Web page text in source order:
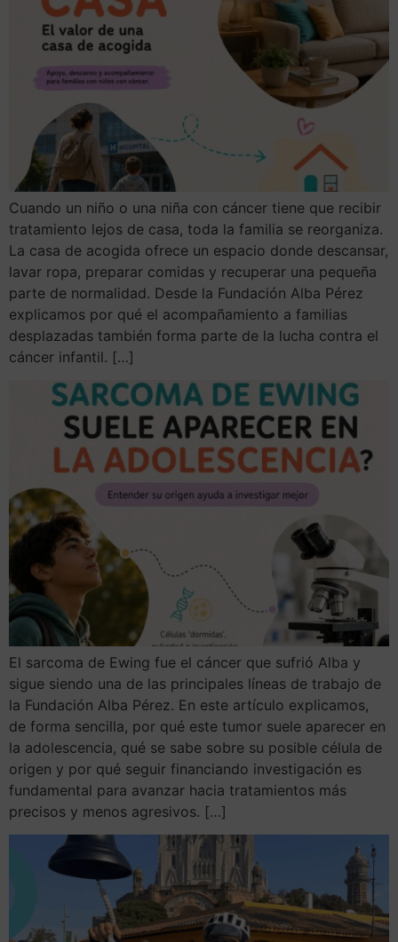
Cuando un niño o una niña con cáncer tiene que recibir
tratamiento lejos de casa, toda la familia se reorganiza.
La casa de acogida ofrece un espacio donde descansar,
lavar ropa, preparar comidas y recuperar una pequeña
parte de normalidad. Desde la Fundación Alba Pérez
explicamos por qué el acompañamiento a familias
desplazadas también forma parte de la lucha contra el
cáncer infantil. […]
El sarcoma de Ewing fue el cáncer que sufrió Alba y
sigue siendo una de las principales líneas de trabajo de
la Fundación Alba Pérez. En este artículo explicamos,
de forma sencilla, por qué este tumor suele aparecer en
la adolescencia, qué se sabe sobre su posible célula de
origen y por qué seguir financiando investigación es
fundamental para avanzar hacia tratamientos más
precisos y menos agresivos. […]